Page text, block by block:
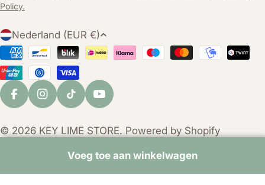
Policy.
L
a
n
d
/
e
g
o
Nederland (EUR €)
Betaalmethoden
FacebookInstagram
TikTokYouTube
© 2026 KEY LIME STORE. Powered by Shopify
Voeg toe aan winkelwagen